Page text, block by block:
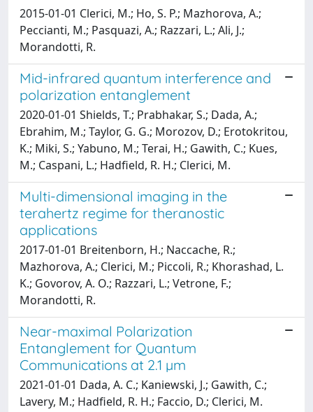
2015-01-01 Clerici, M.; Ho, S. P.; Mazhorova, A.;
Peccianti, M.; Pasquazi, A.; Razzari, L.; Ali, J.;
Morandotti, R.
Mid-infrared quantum interference and
polarization entanglement
2020-01-01 Shields, T.; Prabhakar, S.; Dada, A.;
Ebrahim, M.; Taylor, G. G.; Morozov, D.; Erotokritou,
K.; Miki, S.; Yabuno, M.; Terai, H.; Gawith, C.; Kues,
M.; Caspani, L.; Hadfield, R. H.; Clerici, M.
Multi-dimensional imaging in the
terahertz regime for theranostic
applications
2017-01-01 Breitenborn, H.; Naccache, R.;
Mazhorova, A.; Clerici, M.; Piccoli, R.; Khorashad, L.
K.; Govorov, A. O.; Razzari, L.; Vetrone, F.;
Morandotti, R.
Near-maximal Polarization
Entanglement for Quantum
Communications at 2.1 µm
2021-01-01 Dada, A. C.; Kaniewski, J.; Gawith, C.;
Lavery, M.; Hadfield, R. H.; Faccio, D.; Clerici, M.